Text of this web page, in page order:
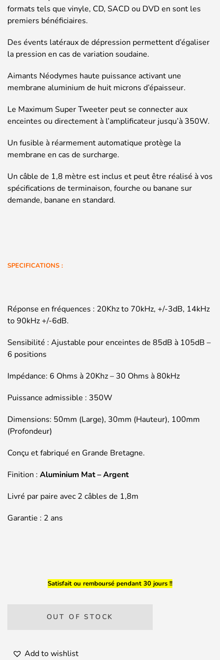
formats tels que vinyle, CD, SACD ou DVD en sont les
premiers bénéficiaires.
Des évents latéraux de dépression permettent d’égaliser
la pression en cas de variation soudaine.
Aimants Néodymes haute puissance activant une
membrane aluminium de huit microns d’épaisseur.
Le Maximum Super Tweeter peut se connecter aux
enceintes ou directement à l’amplificateur jusqu’à 350W.
Un fusible à réarmement automatique protège la
membrane en cas de surcharge.
Un câble de 1,8 mètre est inclus et peut être réalisé à vos
spécifications de terminaison, fourche ou banane sur
demande, banane en standard.
SPECIFICATIONS :
Réponse en fréquences : 20Khz to 70kHz, +/-3dB, 14kHz
to 90kHz +/-6dB.
Sensibilité : Ajustable pour enceintes de 85dB à 105dB –
6 positions
Impédance: 6 Ohms à 20Khz – 30 Ohms à 80kHz
Puissance admissible : 350W
Dimensions: 50mm (Large), 30mm (Hauteur), 100mm
(Profondeur)
Conçu et fabriqué en Grande Bretagne.
Finition : Aluminium Mat – Argent
Livré par paire avec 2 câbles de 1,8m
Garantie : 2 ans
Satisfait ou remboursé pendant 30 jours !!
OUT OF STOCK
Add to wishlist